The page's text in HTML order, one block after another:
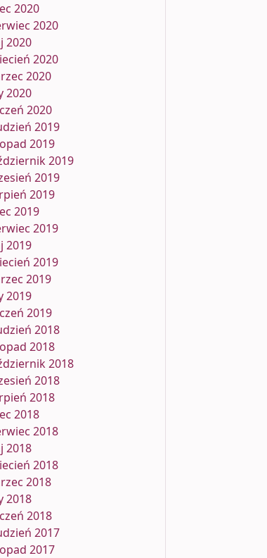
2020
2020
2020
2020
2020
2020
2020
2019
2019
2019
2019
2019
2019
2019
2019
2019
2019
2019
2019
2018
2018
2018
2018
2018
2018
2018
2018
2018
2018
2018
2018
2017
2017